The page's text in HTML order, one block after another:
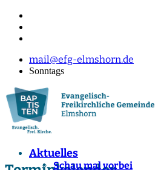
mail@efg-elmshorn.de
Sonntags
Aktuelles
Schau mal vorbei